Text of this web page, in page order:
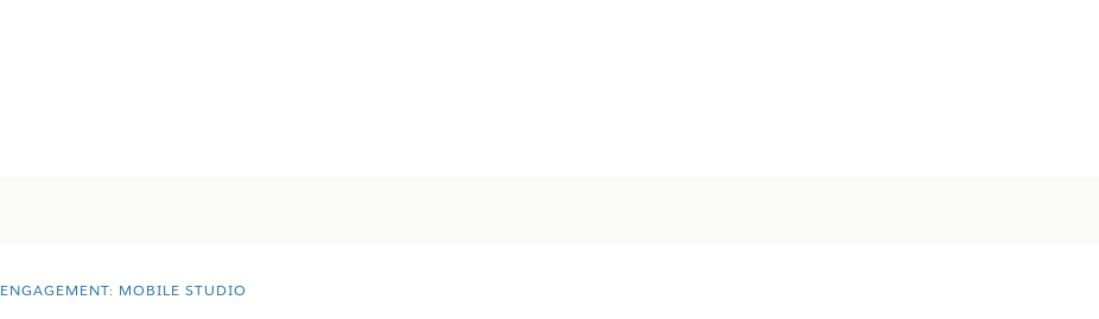
ENGAGEMENT: MOBILE STUDIO